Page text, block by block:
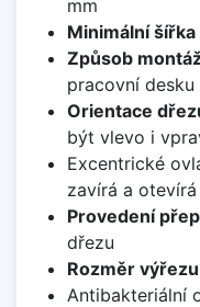
mm
Minimální
Způsob
pracovní desku
Orientace
být vlevo i
Excentrické
zavírá a
Provedení
dřezu
Rozměr
Antibakteriální